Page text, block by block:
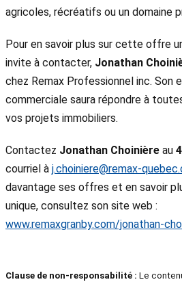
agricoles, récréatifs ou un domaine
Pour en savoir plus sur cette offre
invite à contacter, Jonathan
chez Remax Professionnel inc. Son
commerciale saura répondre à
vos projets immobiliers.
Contactez Jonathan Choinière au
courriel à j.choiniere@remax-
davantage ses offres et en savoir
unique, consultez son site web :
www.remaxgranby.com/jonathan-
Clause de non-responsabilité : Le